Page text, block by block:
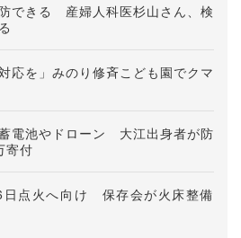
できる 産婦人科医杉山さん、検
応を」みのり修斉こども園でクマ
電池やドローン 大江出身者が防
寄付
日点火へ向け 保存会が火床整備